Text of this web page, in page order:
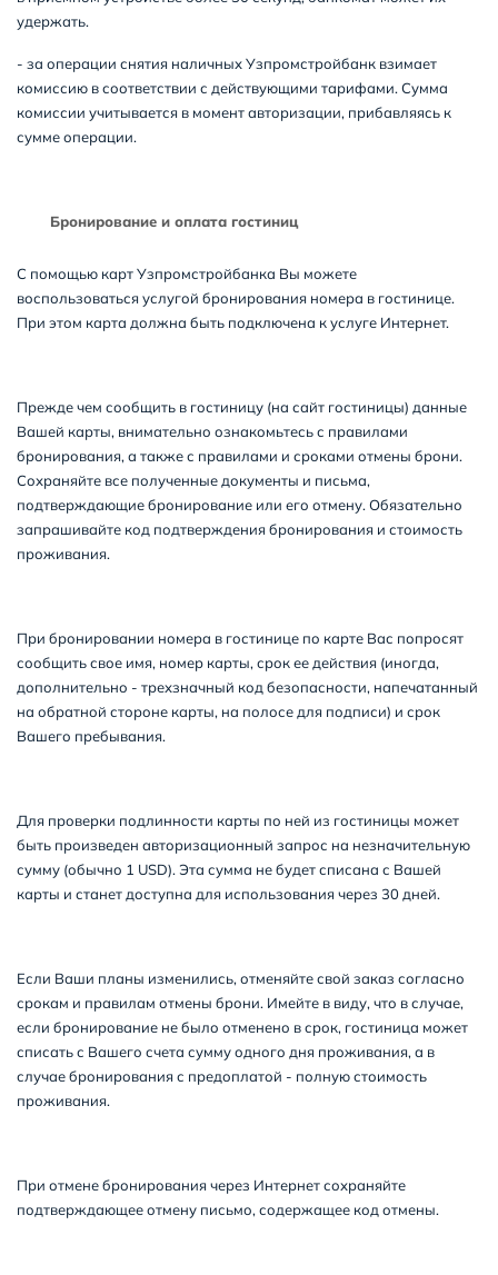
удержать.
- за операции снятия наличных Узпромстройбанк взимает
комиссию в соответствии с действующими тарифами. Сумма
комиссии учитывается в момент авторизации, прибавляясь к
сумме операции.
Бронирование и оплата гостиниц
С помощью карт Узпромстройбанка Вы можете
воспользоваться услугой бронирования номера в гостинице.
При этом карта должна быть подключена к услуге Интернет.
Прежде чем сообщить в гостиницу (на сайт гостиницы) данные
Вашей карты, внимательно ознакомьтесь с правилами
бронирования, а также с правилами и сроками отмены брони.
Сохраняйте все полученные документы и письма,
подтверждающие бронирование или его отмену. Обязательно
запрашивайте код подтверждения бронирования и стоимость
проживания.
При бронировании номера в гостинице по карте Вас попросят
сообщить свое имя, номер карты, срок ее действия (иногда,
дополнительно - трехзначный код безопасности, напечатанный
на обратной стороне карты, на полосе для подписи) и срок
Вашего пребывания.
Для проверки подлинности карты по ней из гостиницы может
быть произведен авторизационный запрос на незначительную
сумму (обычно 1 USD). Эта сумма не будет списана с Вашей
карты и станет доступна для использования через 30 дней.
Если Ваши планы изменились, отменяйте свой заказ согласно
срокам и правилам отмены брони. Имейте в виду, что в случае,
если бронирование не было отменено в срок, гостиница может
списать с Вашего счета сумму одного дня проживания, а в
случае бронирования с предоплатой - полную стоимость
проживания.
При отмене бронирования через Интернет сохраняйте
подтверждающее отмену письмо, содержащее код отмены.